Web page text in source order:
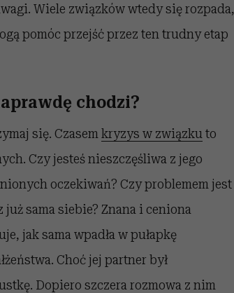
Wiele związków wtedy się rozpada,
pomóc przejść przez ten trudny etap
chodzi?
się. Czasem kryzys w związku to
Czy jesteś nieszczęśliwa z jego
oczekiwań? Czy problemem jest
sama siebie? Znana i ceniona
jak sama wpadła w pułapkę
Choć jej partner był
Dopiero szczera rozmowa z nim